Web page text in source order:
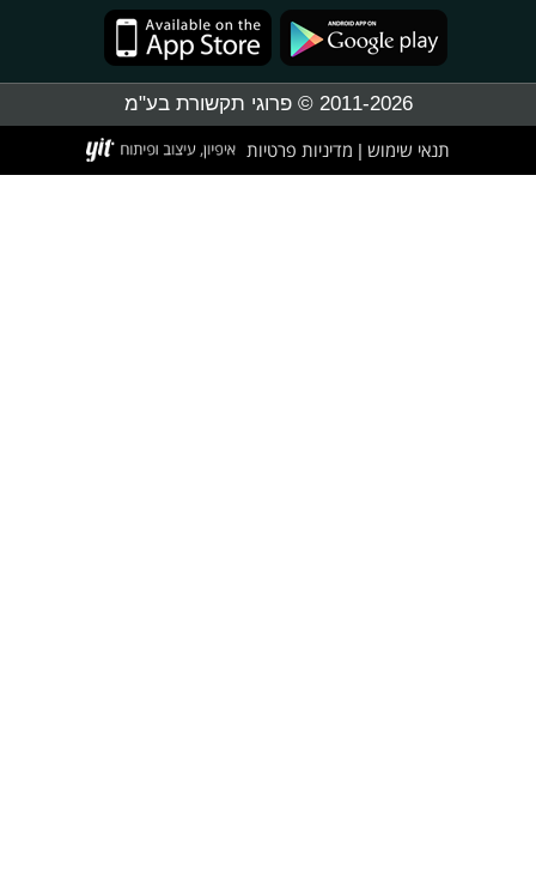
2011-2026 © פרוגי תקשורת בע"מ
תנאי שימוש מדיניות פרטיות